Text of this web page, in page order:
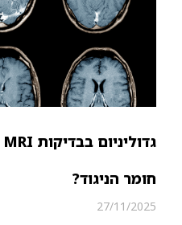
חומר הניגוד?
27/11/2025